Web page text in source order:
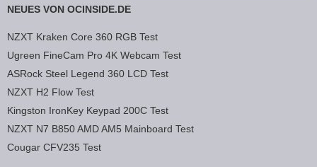
NEUES VON OCINSIDE.DE
NZXT Kraken Core 360 RGB Test
Ugreen FineCam Pro 4K Webcam Test
ASRock Steel Legend 360 LCD Test
NZXT H2 Flow Test
Kingston IronKey Keypad 200C Test
NZXT N7 B850 AMD AM5 Mainboard Test
Cougar CFV235 Test